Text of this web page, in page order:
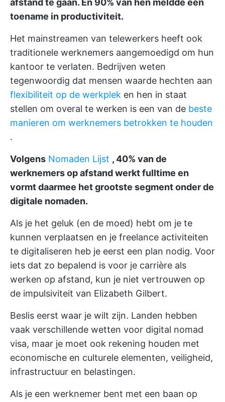
afstand te gaan. En 90% van hen meldde een
toename in productiviteit.
Het mainstreamen van telewerkers heeft ook
traditionele werknemers aangemoedigd om hun
kantoor te verlaten. Bedrijven weten
tegenwoordig dat mensen waarde hechten aan
flexibiliteit op de werkplek en hen in staat
stellen om overal te werken is een van de beste
manieren om werknemers betrokken te houden
.
Volgens Nomaden Lijst , 40% van de
werknemers op afstand werkt fulltime en
vormt daarmee het grootste segment onder de
digitale nomaden.
Als je het geluk (en de moed) hebt om je te
kunnen verplaatsen en je freelance activiteiten
te digitaliseren heb je eerst een plan nodig. Voor
iets dat zo bepalend is voor je carrière als
werken op afstand, kun je niet vertrouwen op
de impulsiviteit van Elizabeth Gilbert.
Beslis eerst waar je wilt zijn. Landen hebben
vaak verschillende wetten voor digital nomad
visa, maar je moet ook rekening houden met
economische en culturele elementen, veiligheid,
infrastructuur en belastingen.
Als je een werknemer bent met een baan op